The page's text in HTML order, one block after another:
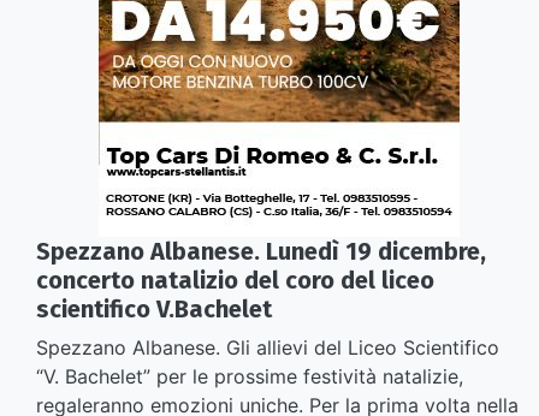
Spezzano Albanese. Lunedì 19 dicembre,
concerto natalizio del coro del liceo
scientifico V.Bachelet
Spezzano Albanese. Gli allievi del Liceo Scientifico
“V. Bachelet” per le prossime festività natalizie,
regaleranno emozioni uniche. Per la prima volta nella